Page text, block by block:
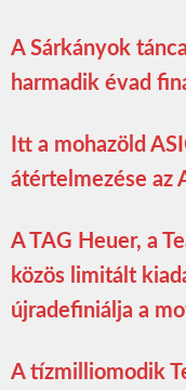
A Sárkányok
harmadik évad
Itt a mohazöld
átértelmezése az
A TAG Heuer, a
közös limitált
újradefiniálja a
A tízmilliomodik